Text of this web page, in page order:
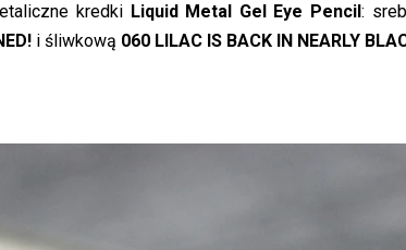
kredki Liquid Metal Gel Eye Pencil:
i śliwkową 060 LILAC IS BACK IN NEARLY